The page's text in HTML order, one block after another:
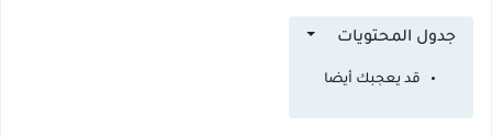
جدول المحتويات
قد يعجبك أيضا